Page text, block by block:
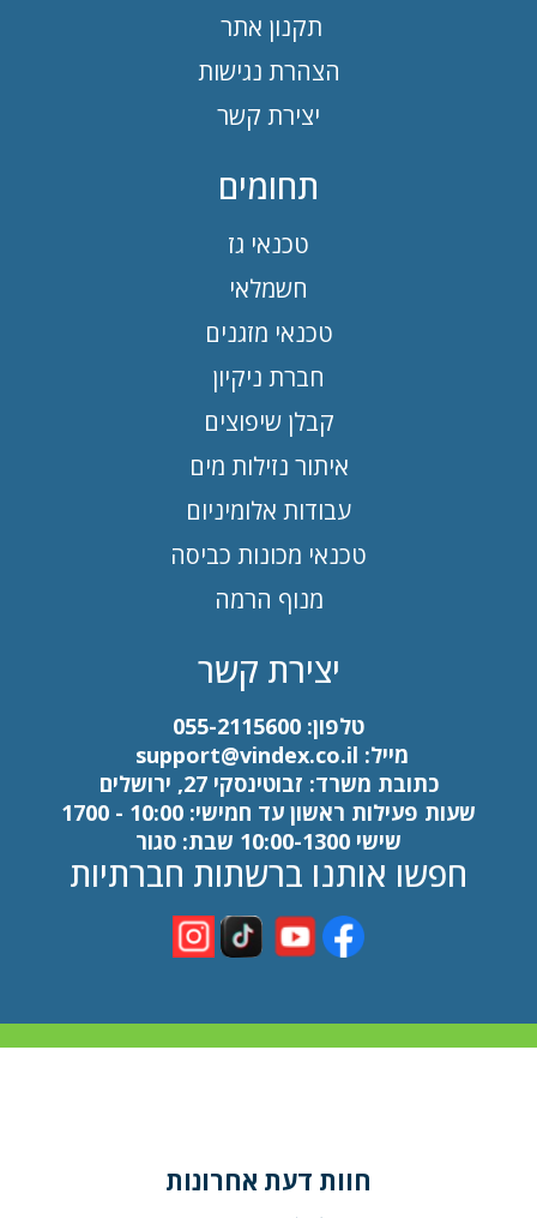
תקנון אתר
הצהרת נגישות
יצירת קשר
תחומים
טכנאי גז
חשמלאי
טכנאי מזגנים
חברת ניקיון
קבלן שיפוצים
איתור נזילות מים
עבודות אלומיניום
טכנאי מכונות כביסה
מנוף הרמה
יצירת קשר
טלפון: 055-2115600
מייל: support@vindex.co.il
כתובת משרד: זבוטינסקי 27, ירושלים
שעות פעילות ראשון עד חמישי: 10:00 - 1700
שישי 10:00-1300 שבת: סגור
חפשו אותנו ברשתות חברתיות
חוות דעת אחרונות